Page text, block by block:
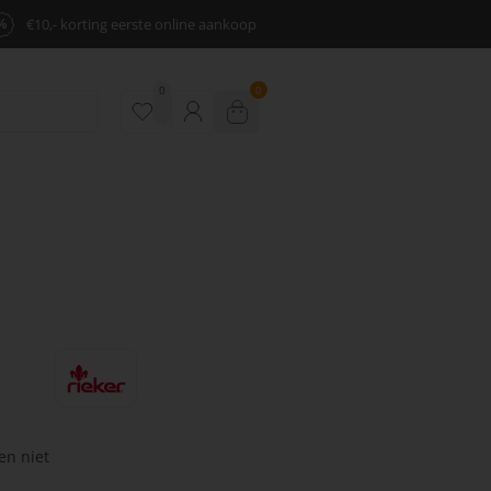
€10,- korting eerste online aankoop
0 0
niet